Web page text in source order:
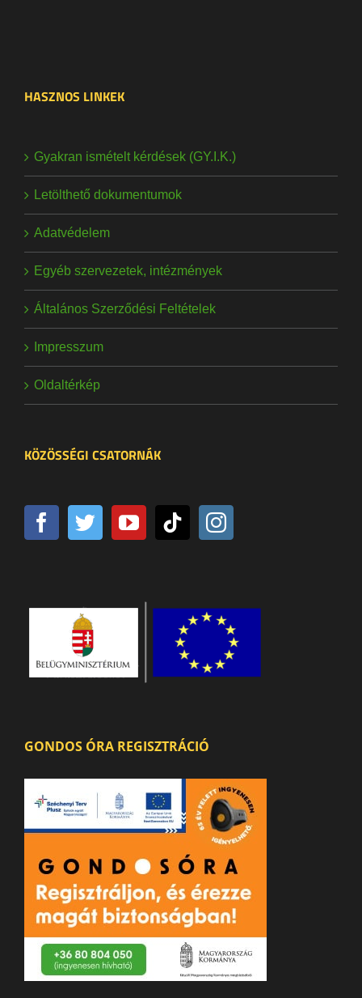
HASZNOS LINKEK
Gyakran ismételt kérdések (GY.I.K.)
Letölthető dokumentumok
Adatvédelem
Egyéb szervezetek, intézmények
Általános Szerződési Feltételek
Impresszum
Oldaltérkép
KÖZÖSSÉGI CSATORNÁK
GONDOS ÓRA REGISZTRÁCIÓ